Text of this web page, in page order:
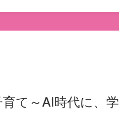
て～AI時代に、学